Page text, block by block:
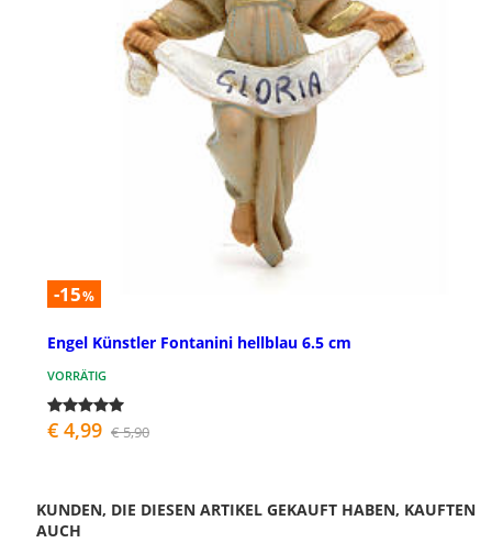
-15%
Engel Künstler Fontanini hellblau 6.5 cm
VORRÄTIG
€ 4,99 € 5,90
KUNDEN, DIE DIESEN ARTIKEL GEKAUFT HABEN, KAUFTEN
AUCH